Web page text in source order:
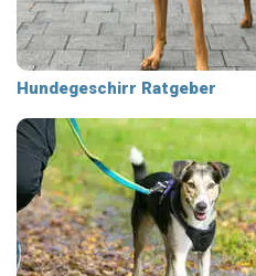
Hundegeschirr Ratgeber